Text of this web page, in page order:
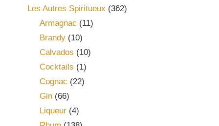
Les Autres Spiritueux (362)
Armagnac (11)
Brandy (10)
Calvados (10)
Cocktails (1)
Cognac (22)
Gin (66)
Liqueur (4)